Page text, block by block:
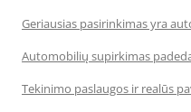
Geriausias pasirinkimas yra
Automobilių supirkimas
Tekinimo paslaugos ir realūs